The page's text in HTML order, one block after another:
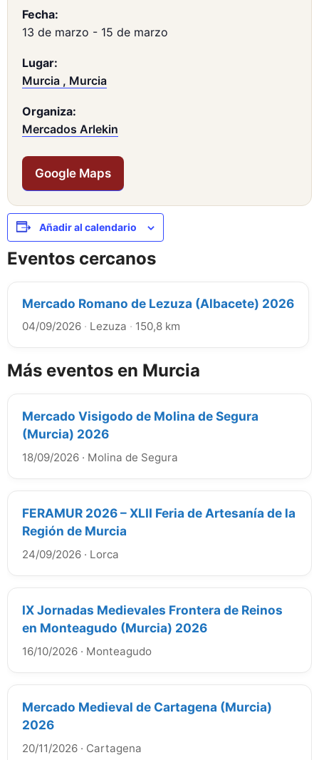
Fecha:
13 de marzo - 15 de marzo
Lugar:
Murcia , Murcia
Organiza:
Mercados Arlekin
Google Maps
Añadir al calendario
Eventos cercanos
Mercado Romano de Lezuza (Albacete) 2026
04/09/2026 · Lezuza · 150,8 km
Más eventos en Murcia
Mercado Visigodo de Molina de Segura
(Murcia) 2026
18/09/2026 · Molina de Segura
FERAMUR 2026 – XLII Feria de Artesanía de la
Región de Murcia
24/09/2026 · Lorca
IX Jornadas Medievales Frontera de Reinos
en Monteagudo (Murcia) 2026
16/10/2026 · Monteagudo
Mercado Medieval de Cartagena (Murcia)
2026
20/11/2026 · Cartagena